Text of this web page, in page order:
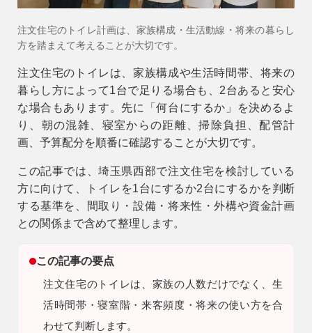
注文住宅のトイレ計画は、家族構成・生活動線・将来の暮らし
方を踏まえて考えることが大切です。
注文住宅のトイレは、家族構成や生活時間帯、将来の
暮らし方によって1台で足りる場合も、2台あると安心
な場合もあります。先に「何台にするか」を決めるよ
り、朝の混雑、寝室からの距離、掃除負担、配管計
画、予算配分を順番に確認することが大切です。
この記事では、埼玉県西部で注文住宅を検討している
方に向けて、トイレを1台にするか2台にするかを判断
する基準を、間取り・設備・将来性・外構や資金計画
との関係まで含めて整理します。
この記事の要点
注文住宅のトイレは、家族の人数だけでなく、生
活時間帯・寝室階・来客頻度・将来の使い方を合
わせて判断します。
ブログ・家づくりコラム
イベント
9時〜18時
（定休／水曜日）
注文住宅
0120-70-1212